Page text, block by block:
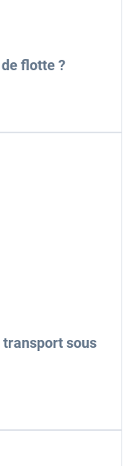
de flotte ?
sous